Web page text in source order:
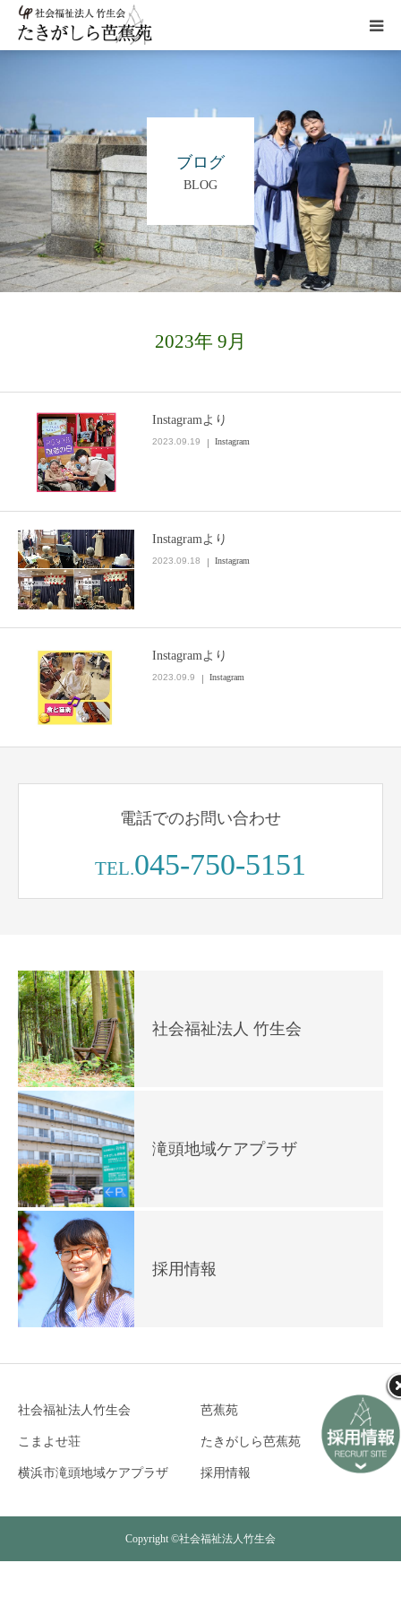
ブログ
BLOG
2023年 9月
Instagramより
2023.09.19 Instagram
Instagramより
2023.09.18 Instagram
Instagramより
2023.09.9 Instagram
電話でのお問い合わせ
TEL.045-750-5151
社会福祉法人 竹生会
滝頭地域ケアプラザ
採用情報
社会福祉法人竹生会 芭蕉苑
こまよせ荘 たきがしら芭蕉苑
横浜市滝頭地域ケアプラザ 採用情報
Copyright ©社会福祉法人竹生会
施設概要
サービス
こだわり
お問い合わせ